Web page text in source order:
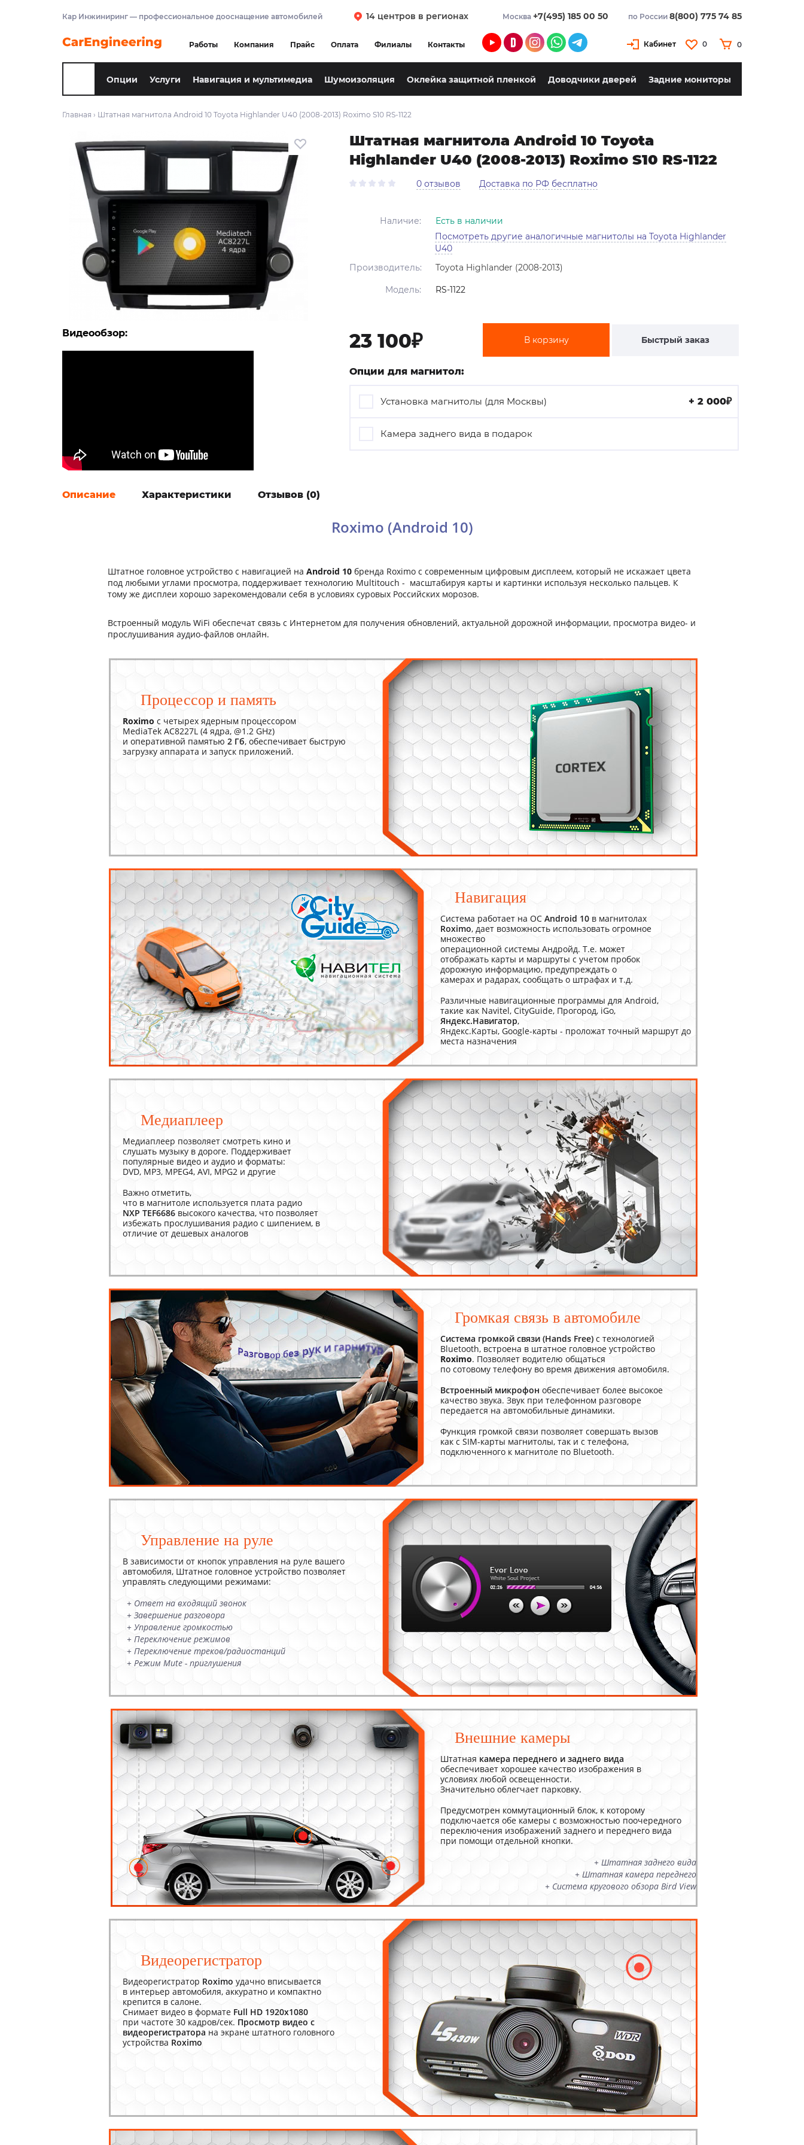
Кар Инжиниринг — профессиональное дооснащение автомобилей 14 центров в регионах Москва +7(495) 185 00 50 по России 8(800) 775 74 85
Работы Компания Прайс Оплата Филиалы Контакты Кабинет 0 0
Опции Услуги Навигация и мультимедиа Шумоизоляция Оклейка защитной пленкой Доводчики дверей Задние мониторы
Главная › Штатная магнитола Android 10 Toyota Highlander U40 (2008-2013) Roximo S10 RS-1122
Видеообзор:
Штатная магнитола Android 10 Toyota
Highlander U40 (2008-2013) Roximo S10 RS-1122
0 отзывов Доставка по РФ бесплатно
Наличие:
Есть в наличии
Посмотреть другие аналогичные магнитолы на Toyota Highlander
U40
Производитель:
Toyota Highlander (2008-2013)
Модель: RS-1122
23 100₽ В корзину Быстрый заказ
Опции для магнитол:
Установка магнитолы (для Москвы) + 2 000₽
Камера заднего вида в подарок
Описание Характеристики Отзывов (0)
Roximo (Android 10)
Штатное головное устройство с навигацией на Android 10 бренда Roximo с современным цифровым дисплеем, который не искажает цвета
под любыми углами просмотра, поддерживает технологию Multitouch - масштабируя карты и картинки используя несколько пальцев. К
тому же дисплеи хорошо зарекомендовали себя в условиях суровых Российских морозов.
Встроенный модуль WiFi обеспечат связь с Интернетом для получения обновлений, актуальной дорожной информации, просмотра видео- и
прослушивания аудио-файлов онлайн.
Процессор и память
Roximo c четырех ядерным процессором
MediaTek AC8227L (4 ядра, @1.2 GHz)
и оперативной памятью 2 Гб, обеспечивает быструю
загрузку аппарата и запуск приложений.
Навигация
Система работает на ОС Android 10 в магнитолах
Roximo, дает возможность использовать огромное
множество
операционной системы Андройд. Т.е. может
отображать карты и маршруты с учетом пробок
дорожную информацию, предупреждать о
камерах и радарах, сообщать о штрафах и т.д.
Различные навигационные программы для Android,
такие как Navitel, CityGuide, Прогород, iGo,
Яндекс.Навигатор,
Яндекс.Карты, Google-карты - проложат точный маршрут до
места назначения
Медиаплеер
Медиаплеер позволяет смотреть кино и
слушать музыку в дороге. Поддерживает
популярные видео и аудио и форматы:
DVD, MP3, MPEG4, AVI, MPG2 и другие
Важно отметить,
что в магнитоле используется плата радио
NXP TEF6686 высокого качества, что позволяет
избежать прослушивания радио с шипением, в
отличие от дешевых аналогов
Громкая связь в автомобиле
Система громкой связи (Hands Free) с технологией
Bluetooth, встроена в штатное головное устройство
Roximo. Позволяет водителю общаться
по сотовому телефону во время движения автомобиля.
Встроенный микрофон обеспечивает более высокое
качество звука. Звук при телефонном разговоре
передается на автомобильные динамики.
Функция громкой связи позволяет совершать вызов
как с SIM-карты магнитолы, так и с телефона,
подключенного к магнитоле по Bluetooth.
Управление на руле
В зависимости от кнопок управления на руле вашего
автомобиля, Штатное головное устройство позволяет
управлять следующими режимами:
+ Ответ на входящий звонок
+ Завершение разговора
+ Управление громкостью
+ Переключение режимов
+ Переключение треков/радиостанций
+ Режим Mute - приглушения
Внешние камеры
Штатная камера переднего и заднего вида
обеспечивает хорошее качество изображения в
условиях любой освещенности.
Значительно облегчает парковку.
Предусмотрен коммутационный блок, к которому
подключается обе камеры с возможностью поочередного
переключения изображений заднего и переднего вида
при помощи отдельной кнопки.
+ Штатная заднего вида
+ Штатная камера переднего
+ Система кругового обзора Bird View
Видеорегистратор
Видеорегистратор Roximo удачно вписывается
в интерьер автомобиля, аккуратно и компактно
крепится в салоне.
Снимает видео в формате Full HD 1920х1080
при частоте 30 кадров/сек. Просмотр видео с
видеорегистратора на экране штатного головного
устройства Roximo